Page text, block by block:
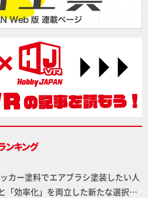
ッカー塗料でエアブラシ塗装したい人
「効率化」を両立した新たな選択肢